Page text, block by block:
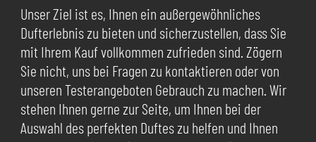
Unser Ziel ist es, Ihnen ein außergewöhnliches
Dufterlebnis zu bieten und sicherzustellen, dass Sie
mit Ihrem Kauf vollkommen zufrieden sind. Zögern
Sie nicht, uns bei Fragen zu kontaktieren oder von
unseren Testerangeboten Gebrauch zu machen. Wir
stehen Ihnen gerne zur Seite, um Ihnen bei der
Auswahl des perfekten Duftes zu helfen und Ihnen